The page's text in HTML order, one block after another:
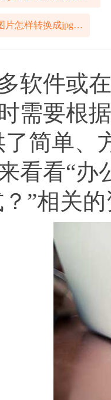
PDF图片怎样转换成jpg图片
件或在
需要根
了简单、
看看“办
”相关